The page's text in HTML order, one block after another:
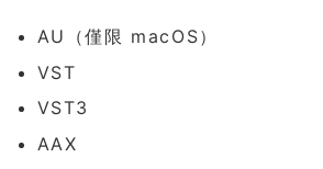
AU（僅限 macOS）
VST
VST3
AAX